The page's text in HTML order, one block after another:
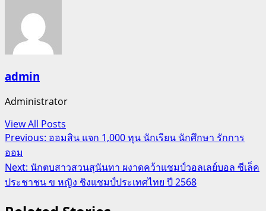
admin
Administrator
View All Posts
Post
navigation
Previous: ออมสิน แจก 1,000 ทุน นักเรียน นักศึกษา รักการ
ออม
Next: นักตบสาวสวนสุนันทา ผงาดคว้าแชมป์วอลเลย์บอล ซีเล็ค
ประชาชน ข หญิง ชิงแชมป์ประเทศไทย ปี 2568